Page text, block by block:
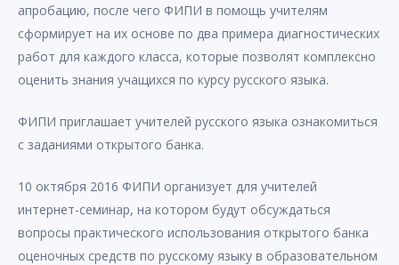
апробацию, после чего ФИПИ в помощь учителям
сформирует на их основе по два примера диагностических
работ для каждого класса, которые позволят комплексно
оценить знания учащихся по курсу русского языка.
ФИПИ приглашает учителей русского языка ознакомиться
с заданиями открытого банка.
10 октября 2016 ФИПИ организует для учителей
интернет-семинар, на котором будут обсуждаться
вопросы практического использования открытого банка
оценочных средств по русскому языку в образовательном